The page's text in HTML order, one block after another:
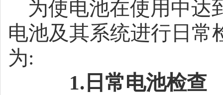
为使电池在使用中达
电池及其系统进行日常
为:
1. 日常电池检查